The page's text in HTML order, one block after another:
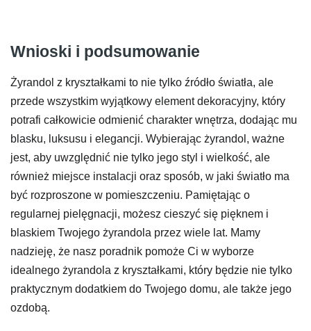
Wnioski i podsumowanie
Żyrandol z kryształkami to nie tylko źródło światła, ale
przede wszystkim wyjątkowy element dekoracyjny, który
potrafi całkowicie odmienić charakter wnętrza, dodając mu
blasku, luksusu i elegancji. Wybierając żyrandol, ważne
jest, aby uwzględnić nie tylko jego styl i wielkość, ale
również miejsce instalacji oraz sposób, w jaki światło ma
być rozproszone w pomieszczeniu. Pamiętając o
regularnej pielęgnacji, możesz cieszyć się pięknem i
blaskiem Twojego żyrandola przez wiele lat. Mamy
nadzieję, że nasz poradnik pomoże Ci w wyborze
idealnego żyrandola z kryształkami, który będzie nie tylko
praktycznym dodatkiem do Twojego domu, ale także jego
ozdobą.